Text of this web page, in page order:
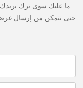
ما عليك سوى ترك بريدك
حتى نتمكن من إرسال